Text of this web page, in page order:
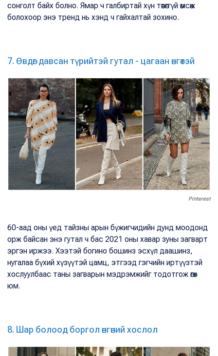
сонголт байх болно. Ямар ч галбиртай хүн төвөггүй өмсөж
болохоор энэ тренд нь хэнд ч гайхалтай зохино.
7. Өвдөг давсан түрийтэй гутал - цагаан өнгөтэй
Pinterest
60-аад оны үед тайзны арын бүжигчидийн дунд моодонд
орж байсан энэ гутал ч бас 2021 оны хавар зуны загварт
эргэн иржээ. Хээтэй богино бошинз эсхүл даашинз,
нугалаа бүхий хүзүүтэй цамц, этгээд гэгчийн иртүүзтэй
хослуулбаас таны загварын мэдрэмжийг тодотгож өгөх
юм.
8. Шар болоод боргол өнгөний хослол